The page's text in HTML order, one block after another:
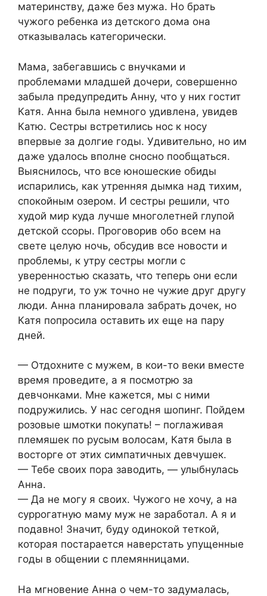
материнству, даже без мужа. Но брать
чужого ребенка из детского дома она
отказывалась категорически.
Мама, забегавшись с внучками и
проблемами младшей дочери, совершенно
забыла предупредить Анну, что у них гостит
Катя. Анна была немного удивлена, увидев
Катю. Сестры встретились нос к носу
впервые за долгие годы. Удивительно, но им
даже удалось вполне сносно пообщаться.
Выяснилось, что все юношеские обиды
испарились, как утренняя дымка над тихим,
спокойным озером. И сестры решили, что
худой мир куда лучше многолетней глупой
детской ссоры. Проговорив обо всем на
свете целую ночь, обсудив все новости и
проблемы, к утру сестры могли с
уверенностью сказать, что теперь они если
не подруги, то уж точно не чужие друг другу
люди. Анна планировала забрать дочек, но
Катя попросила оставить их еще на пару
дней.
— Отдохните с мужем, в кои-то веки вместе
время проведите, а я посмотрю за
девчонками. Мне кажется, мы с ними
подружились. У нас сегодня шопинг. Пойдем
розовые шмотки покупать! – поглаживая
племяшек по русым волосам, Катя была в
восторге от этих симпатичных девчушек.
— Тебе своих пора заводить, — улыбнулась
Анна.
— Да не могу я своих. Чужого не хочу, а на
суррогатную маму муж не заработал. А я и
подавно! Значит, буду одинокой теткой,
которая постарается наверстать упущенные
годы в общении с племянницами.
На мгновение Анна о чем-то задумалась,